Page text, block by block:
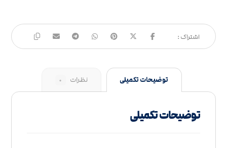
توضیحات تکمیلی نظرات ۰
توضیحات تکمیلی